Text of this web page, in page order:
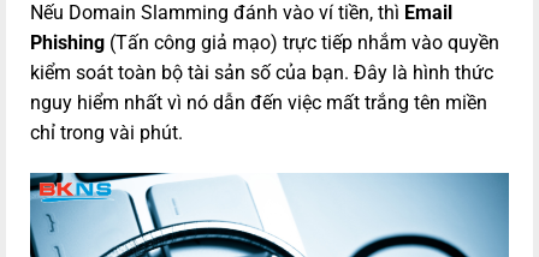
Nếu Domain Slamming đánh vào ví tiền, thì Email
Phishing (Tấn công giả mạo) trực tiếp nhắm vào quyền
kiểm soát toàn bộ tài sản số của bạn. Đây là hình thức
nguy hiểm nhất vì nó dẫn đến việc mất trắng tên miền
chỉ trong vài phút.